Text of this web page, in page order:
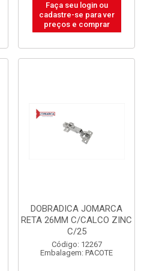
Faça seu login ou
cadastre-se para ver
preços e comprar
DOBRADICA JOMARCA
RETA 26MM C/CALCO ZINC
C/25
Código: 12267
Embalagem: PACOTE